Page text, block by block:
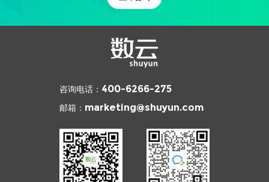
咨询电话： 400-6266-275
邮箱： marketing@shuyun.com